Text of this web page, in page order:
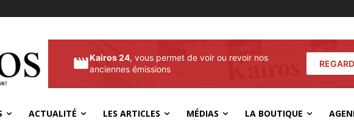
Kairos 24, vous permet de voir ou revoir nos
anciennes émissions
ACTUALITÉ LES ARTICLES MÉDIAS LA BOUTIQUE